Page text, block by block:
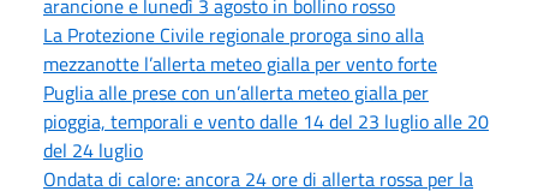
La Protezione Civile regionale proroga sino alla
mezzanotte l’allerta meteo gialla per vento forte
Puglia alle prese con un’allerta meteo gialla per
pioggia, temporali e vento dalle 14 del 23 luglio alle 20
del 24 luglio
Ondata di calore: ancora 24 ore di allerta rossa per la